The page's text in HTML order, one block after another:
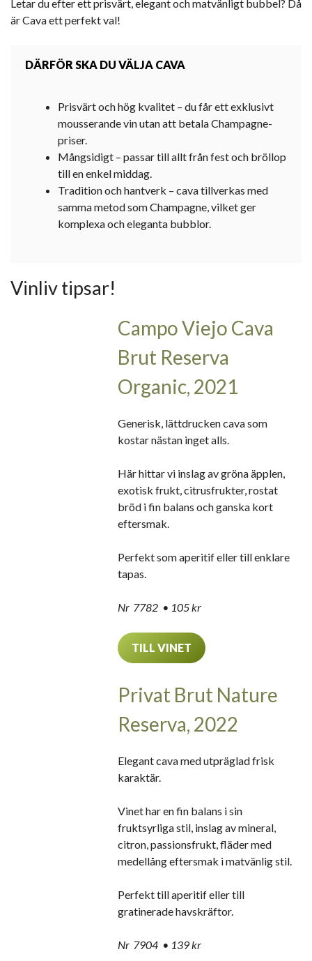
Letar du efter ett prisvärt, elegant och matvänligt bubbel? Då
är Cava ett perfekt val!
DÄRFÖR SKA DU VÄLJA CAVA
Prisvärt och hög kvalitet – du får ett exklusivt
mousserande vin utan att betala Champagne-
priser.
Mångsidigt – passar till allt från fest och bröllop
till en enkel middag.
Tradition och hantverk – cava tillverkas med
samma metod som Champagne, vilket ger
komplexa och eleganta bubblor.
Vinliv tipsar!
Campo Viejo Cava
Brut Reserva
Organic, 2021
Generisk, lättdrucken cava som
kostar nästan inget alls.
Här hittar vi inslag av gröna äpplen,
exotisk frukt, citrusfrukter, rostat
bröd i fin balans och ganska kort
eftersmak.
Perfekt som aperitif eller till enklare
tapas.
Nr 7782 • 105 kr
TILL VINET
Privat Brut Nature
Reserva, 2022
Elegant cava med utpräglad frisk
karaktär.
Vinet har en fin balans i sin
fruktsyrliga stil, inslag av mineral,
citron, passionsfrukt, fläder med
medellång eftersmak i matvänlig stil.
Perfekt till aperitif eller till
gratinerade havskräftor.
Nr 7904 • 139 kr